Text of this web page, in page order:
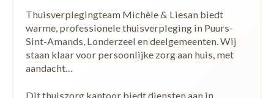
Thuisverplegingteam Michèle & Liesan biedt
warme, professionele thuisverpleging in Puurs-
Sint-Amands, Londerzeel en deelgemeenten. Wij
staan klaar voor persoonlijke zorg aan huis, met
aandacht…
Dit thuiszorg kantoor biedt diensten aan in